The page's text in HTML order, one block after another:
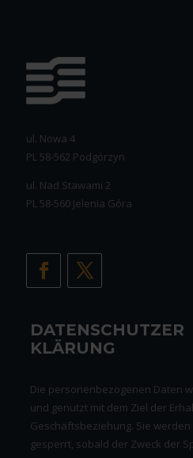
ul. Nowa 4
PL 58-562 Podgórzyn
ul. Nad Stawami 2
PL 58-560 Jelenia Góra
DATENSCHUTZER
KLÄRUNG
Die personenbezogenen Daten
und genutzt mit dem Ziel der
Geschäftsbeziehung. Sie
gesperrt, sobald der Zweck der